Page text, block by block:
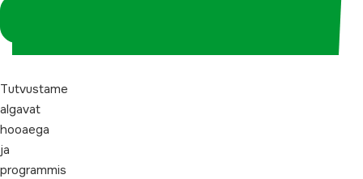
Tutvustame
algavat
hooaega
ja
programmis